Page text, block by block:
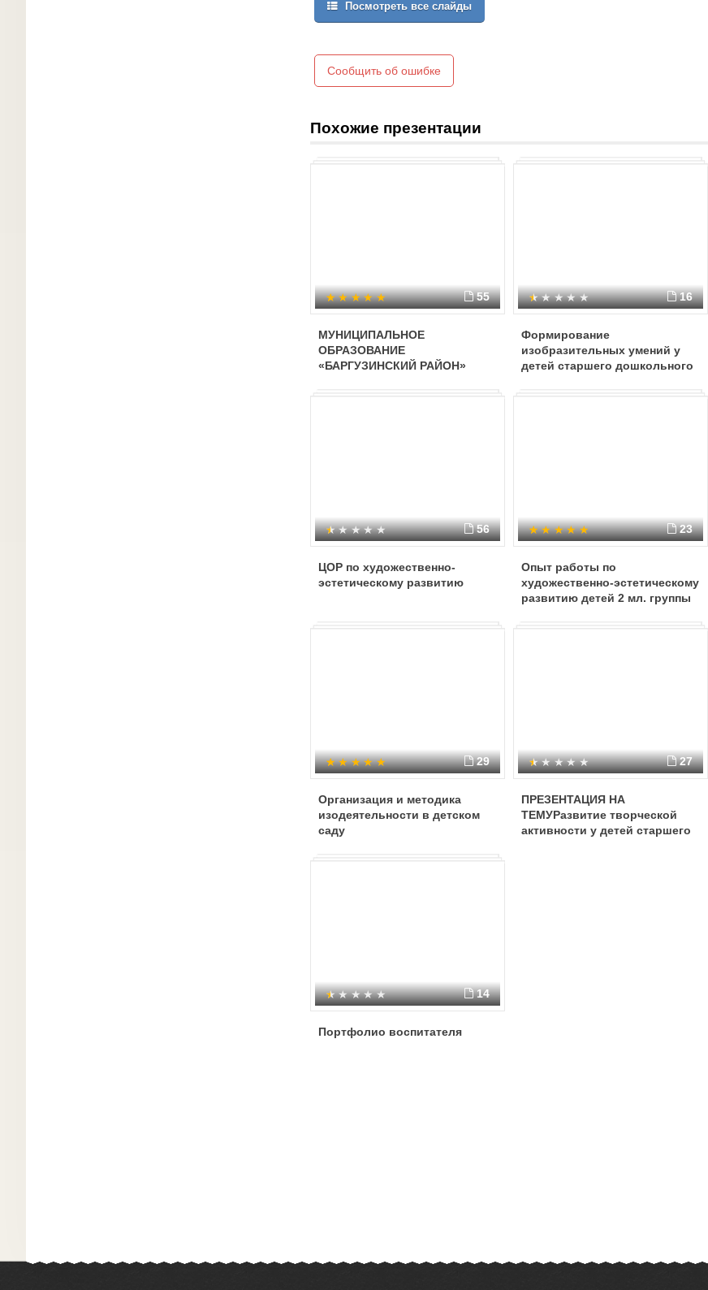
Посмотреть все слайды
Сообщить об ошибке
Похожие презентации
55
МУНИЦИПАЛЬНОЕ
ОБРАЗОВАНИЕ
«БАРГУЗИНСКИЙ РАЙОН»
16
Формирование
изобразительных умений у
детей старшего дошкольного
56
ЦОР по художественно-
эстетическому развитию
23
Опыт работы по
художественно-эстетическому
развитию детей 2 мл. группы
29
Организация и методика
изодеятельности в детском
саду
27
ПРЕЗЕНТАЦИЯ НА
ТЕМУРазвитие творческой
активности у детей старшего
14
Портфолио воспитателя